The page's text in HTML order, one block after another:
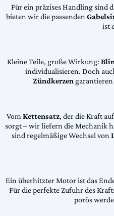
Für ein präzises Handling sind
bieten wir die passenden
ist
Kleine Teile, große Wirkung:
individualisieren. Doch
Zündkerzen
VomKettensatz, der die Kraft
sorgt – wir liefern die Mechanik
sind regelmäßige Wechsel von
Ein überhitzter Motor ist das
Für die perfekte Zufuhr des
porös